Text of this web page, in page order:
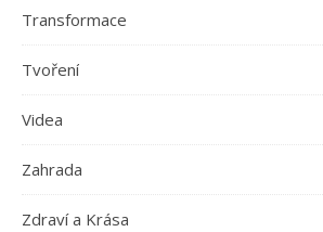
Transformace
Tvoření
Videa
Zahrada
Zdraví a Krása